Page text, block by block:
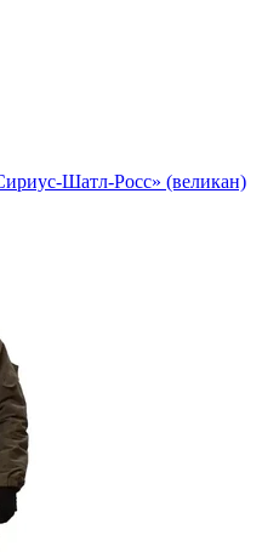
Шатл-Росс» (великан)